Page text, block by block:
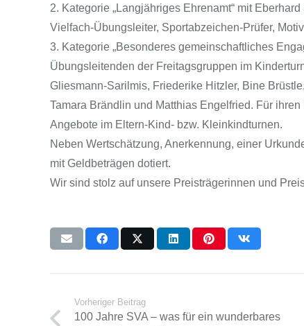
2. Kategorie „Langjähriges Ehrenamt“ mit
Vielfach-Übungsleiter, Sportabzeichen-Prüfer,
3. Kategorie „Besonderes gemeinschaftliches
Übungsleitenden der Freitagsgruppen im
Gliesmann-Sarilmis, Friederike Hitzler, Bine
Tamara Brändlin und Matthias Engelfried. Für
Angebote im Eltern-Kind- bzw. Kleinkindturnen.
Neben Wertschätzung, Anerkennung, einer
mit Geldbeträgen dotiert.
Wir sind stolz auf unsere Preisträgerinnen und
Vorheriger Beitrag
100 Jahre SVA – was für ein wunderbares